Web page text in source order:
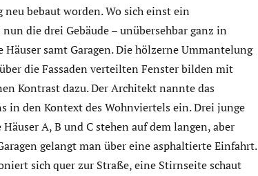
bebaut worden. Wo sich einst ein
die drei Gebäude – unübersehbar ganz in
samt Garagen. Die hölzerne Ummantelung
die Fassaden verteilten Fenster bilden mit
Kontrast dazu. Der Architekt nannte das
in den Kontext des Wohnviertels ein. Drei junge
A, B und C stehen auf dem langen, aber
gelangt man über eine asphaltierte Einfahrt.
sich quer zur Straße, eine Stirnseite schaut